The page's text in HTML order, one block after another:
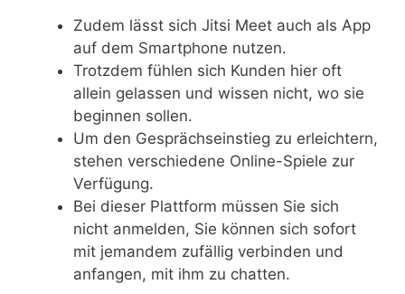
Zudem lässt sich Jitsi Meet auch als App
auf dem Smartphone nutzen.
Trotzdem fühlen sich Kunden hier oft
allein gelassen und wissen nicht, wo sie
beginnen sollen.
Um den Gesprächseinstieg zu erleichtern,
stehen verschiedene Online-Spiele zur
Verfügung.
Bei dieser Plattform müssen Sie sich
nicht anmelden, Sie können sich sofort
mit jemandem zufällig verbinden und
anfangen, mit ihm zu chatten.